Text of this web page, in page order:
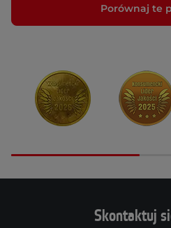
Porównaj te
Skontaktuj